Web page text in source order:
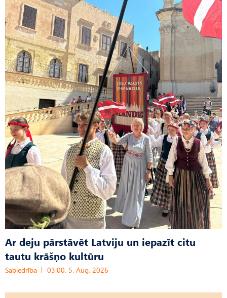
Ar deju pārstāvēt Latviju un iepazīt citu
tautu krāšņo kultūru
Sabiedrība 03:00, 5. Aug, 2026